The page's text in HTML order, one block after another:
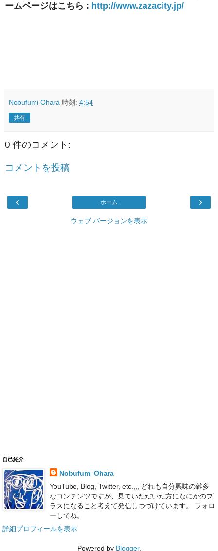
ームページはこちら : http://www.zazacity.jp/
Nobufumi Ohara 時刻: 4:54
共有
0 件のコメント:
コメントを投稿
‹ ›
ホーム
ウェブ バージョンを表示
自己紹介
Nobufumi Ohara
YouTube, Blog, Twitter, etc.,,, どれも自分興味の雑多
なコンテンツですが、見ていただいた方になにかのプ
ラスになること考えて発信しつづけています。 フォロ
ーしてね。
詳細プロフィールを表示
Powered by Blogger.